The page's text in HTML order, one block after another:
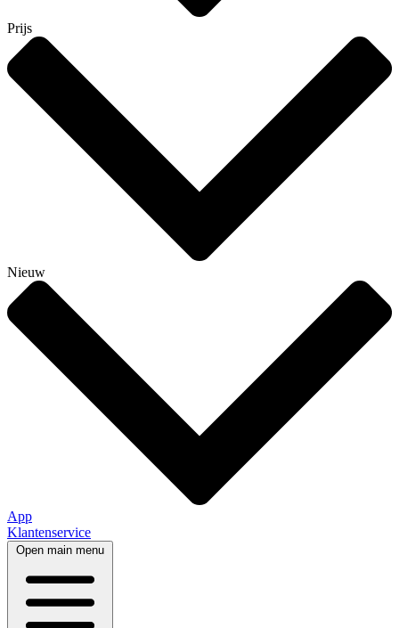
Prijs
Nieuw
App
Klantenservice
Open main menu